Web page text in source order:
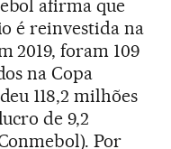
afirma que
é reinvestida na
2019, foram 109
na Copa
118,2 milhões
de 9,2
Por